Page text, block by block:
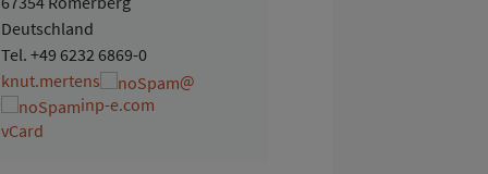
Deutschland
Tel. +49 6232 6869-0
knut.mertens
@
inp-e.com
vCard